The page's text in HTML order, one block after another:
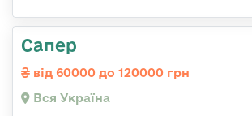
Сапер
від 60000 до 120000 грн
Вся Україна